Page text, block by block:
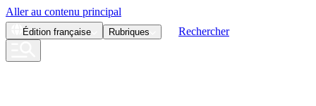
Aller au contenu principal
Édition française Rubriques Rechercher